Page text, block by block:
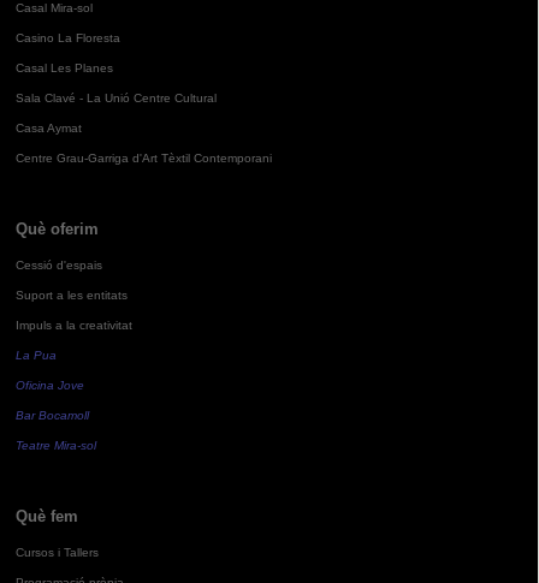
Casal Mira-sol
Casino La Floresta
Casal Les Planes
Sala Clavé - La Unió Centre Cultural
Casa Aymat
Centre Grau-Garriga d'Art Tèxtil Contemporani
Què oferim
Cessió d'espais
Suport a les entitats
Impuls a la creativitat
La Pua
Oficina Jove
Bar Bocamoll
Teatre Mira-sol
Què fem
Cursos i Tallers